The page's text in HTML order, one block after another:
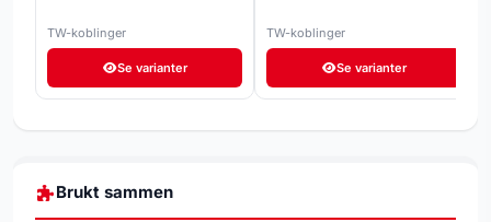
TW-koblinger
Se varianter
TW-koblinger
Se varianter
Brukt sammen